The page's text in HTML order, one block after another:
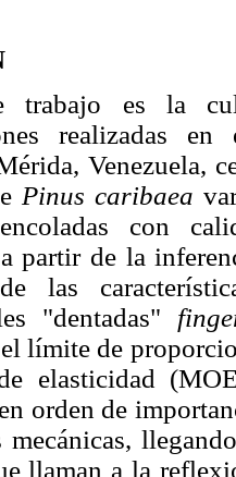
trabajo es la
realizadas
Venezuela,
Pinus caribaea
con
partir de la
las
"dentadas"
el límite de
elasticidad
orden de
mecánicas,
llaman a la